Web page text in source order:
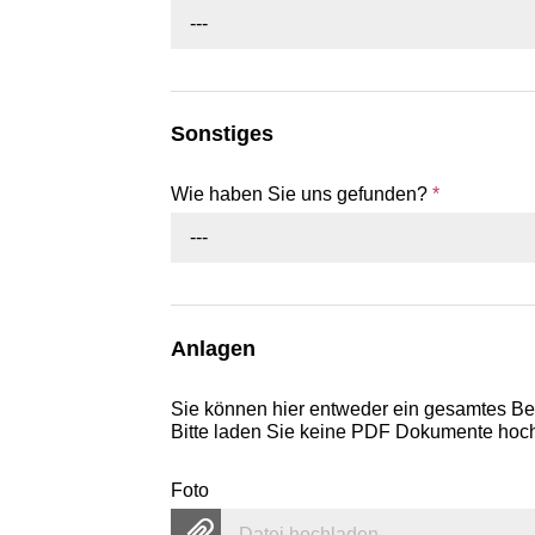
---
Sonstiges
Wie haben Sie uns gefunden? *
---
Anlagen
Sie können hier entweder ein gesamtes
Bitte laden Sie keine PDF Dokumente
Foto